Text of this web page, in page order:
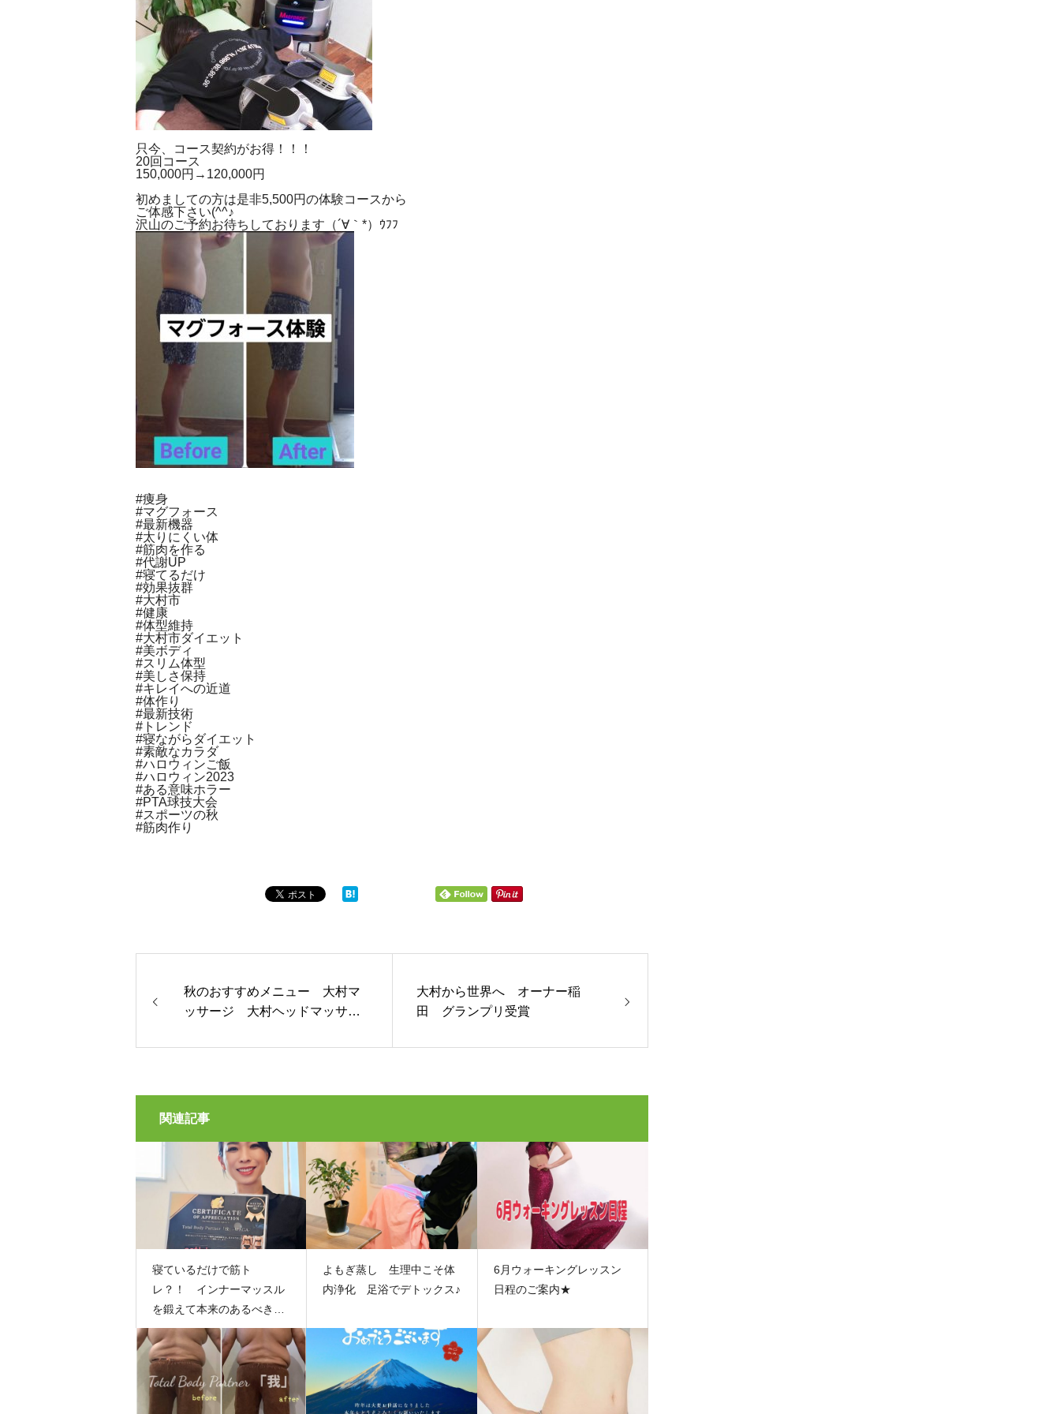
只今、コース契約がお得！！！
20回コース
150,000円→120,000円
初めましての方は是非5,500円の体験コースから
ご体感下さい(^^♪
沢山のご予約お待ちしております（´∀｀*）ｳﾌﾌ
#痩身
#マグフォース
#最新機器
#太りにくい体
#筋肉を作る
#代謝UP
#寝てるだけ
#効果抜群
#大村市
#健康
#体型維持
#大村市ダイエット
#美ボディ
#スリム体型
#美しさ保持
#キレイへの近道
#体作り
#最新技術
#トレンド
#寝ながらダイエット
#素敵なカラダ
#ハロウィンご飯
#ハロウィン2023
#ある意味ホラー
#PTA球技大会
#スポーツの秋
#筋肉作り
秋のおすすめメニュー 大村マ
ッサージ 大村ヘッドマッサー
大村から世界へ オーナー稲
田 グランプリ受賞
関連記事
寝ているだけで筋ト
レ？！ インナーマッスル
を鍛えて本来のあるべきボ
ディへ！！！
よもぎ蒸し 生理中こそ体
内浄化 足浴でデトックス♪
6月ウォーキングレッスン
日程のご案内★